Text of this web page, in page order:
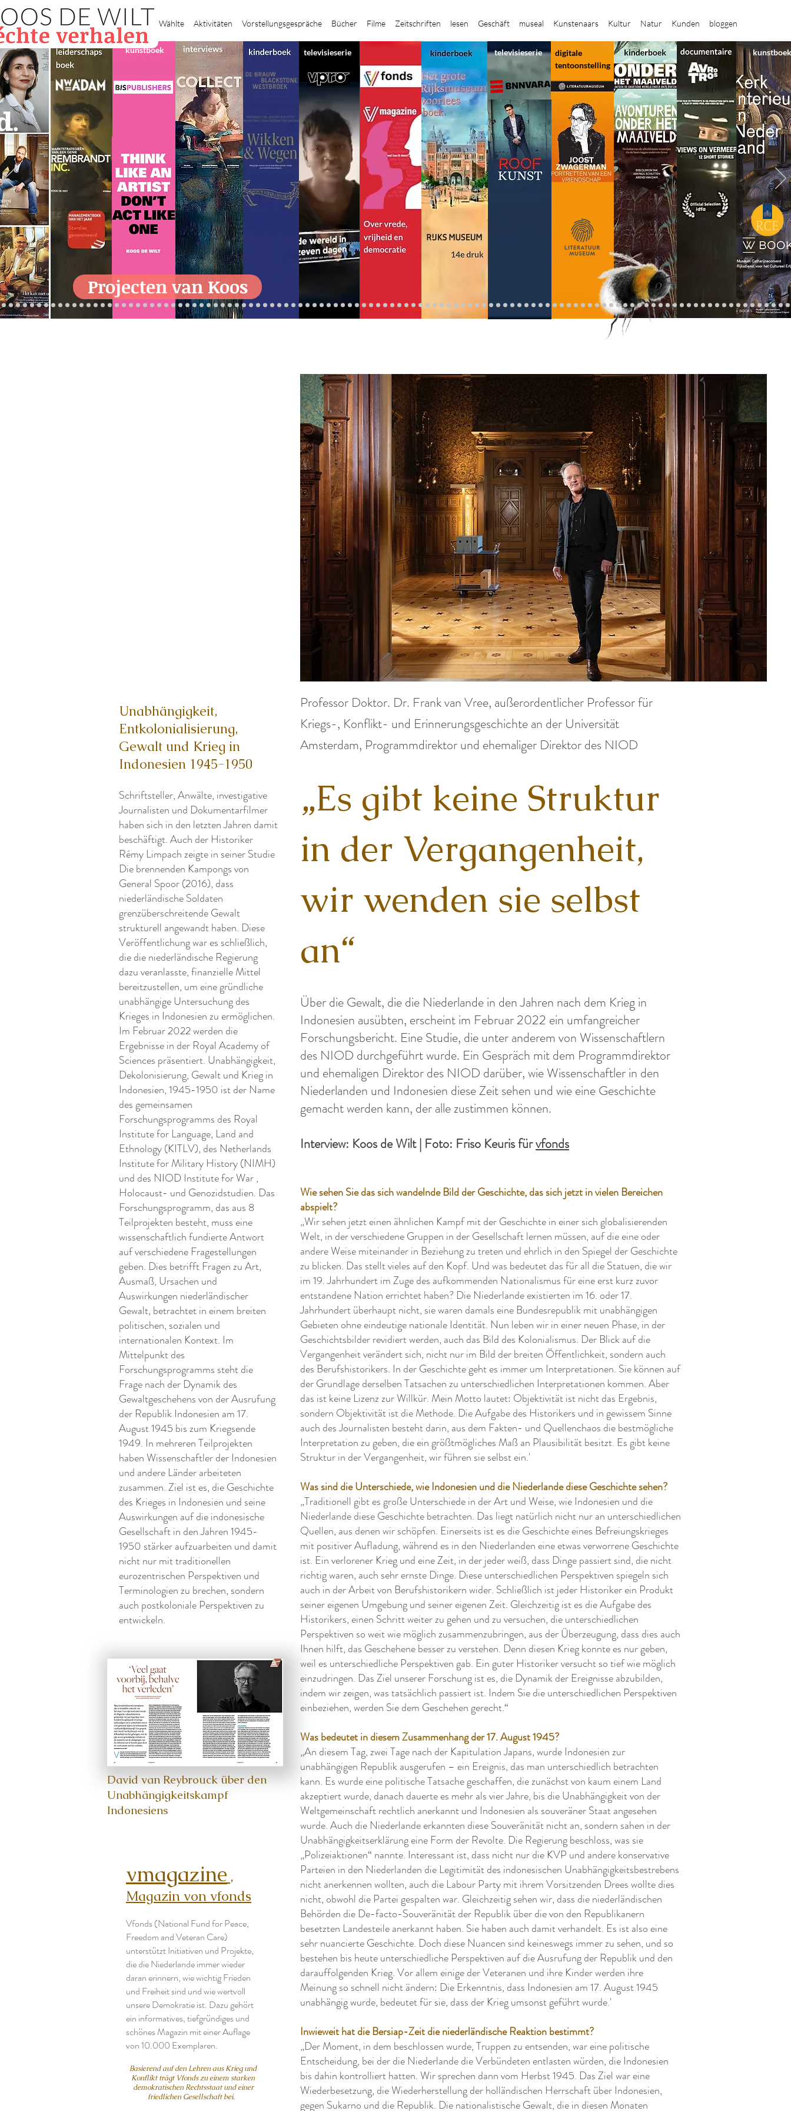
Heim Wählte Aktivitäten Vorstellungsgespräche Bücher Filme Zeitschriften lesen Geschäft museal Kunstenaars Kultur Natur Kunden bloggen
kunstboek televisieserie
Projecten van Koos
digitale
tentoonstelling
televisieserie kunstboek
Unabhängigkeit,
Entkolonialisierung,
Gewalt und Krieg in
Indonesien 1945-1950
Schriftsteller, Anwälte, investigative
Journalisten und Dokumentarfilmer
haben sich in den letzten Jahren damit
beschäftigt. Auch der Historiker
Rémy Limpach zeigte in seiner Studie
Die brennenden Kampongs von
General Spoor (2016), dass
niederländische Soldaten
grenzüberschreitende Gewalt
strukturell angewandt haben. Diese
Veröffentlichung war es schließlich,
die die niederländische Regierung
dazu veranlasste, finanzielle Mittel
bereitzustellen, um eine gründliche
unabhängige Untersuchung des
Krieges in Indonesien zu ermöglichen.
Im Februar 2022 werden die
Ergebnisse in der Royal Academy of
Sciences präsentiert. Unabhängigkeit,
Dekolonisierung, Gewalt und Krieg in
Indonesien, 1945-1950 ist der Name
des gemeinsamen
Forschungsprogramms des Royal
Institute for Language, Land and
Ethnology (KITLV), des Netherlands
Institute for Military History (NIMH)
und des NIOD Institute for War ,
Holocaust- und Genozidstudien. Das
Forschungsprogramm, das aus 8
Teilprojekten besteht, muss eine
wissenschaftlich fundierte Antwort
auf verschiedene Fragestellungen
geben. Dies betrifft Fragen zu Art,
Ausmaß, Ursachen und
Auswirkungen niederländischer
Gewalt, betrachtet in einem breiten
politischen, sozialen und
internationalen Kontext. Im
Mittelpunkt des
Forschungsprogramms steht die
Frage nach der Dynamik des
Gewaltgeschehens von der Ausrufung
der Republik Indonesien am 17.
August 1945 bis zum Kriegsende
1949. In mehreren Teilprojekten
haben Wissenschaftler der Indonesien
und andere Länder arbeiteten
zusammen. Ziel ist es, die Geschichte
des Krieges in Indonesien und seine
Auswirkungen auf die indonesische
Gesellschaft in den Jahren 1945-
1950 stärker aufzuarbeiten und damit
nicht nur mit traditionellen
eurozentrischen Perspektiven und
Terminologien zu brechen, sondern
auch postkoloniale Perspektiven zu
entwickeln.
vmagazine ,
Magazin von vfonds
Vfonds (National Fund for Peace,
Freedom and Veteran Care)
unterstützt Initiativen und Projekte,
die die Niederlande immer wieder
daran erinnern, wie wichtig Frieden
und Freiheit sind und wie wertvoll
unsere Demokratie ist. Dazu gehört
ein informatives, tiefgründiges und
schönes Magazin mit einer Auflage
von 10.000 Exemplaren.
Basierend auf den Lehren aus Krieg und
Konflikt trägt Vfonds zu einem starken
demokratischen Rechtsstaat und einer
friedlichen Gesellschaft bei.
David van Reybrouck über den
Unabhängigkeitskampf
Indonesiens
Professor Doktor. Dr. Frank van Vree, außerordentlicher Professor für
Kriegs-, Konflikt- und Erinnerungsgeschichte an der Universität
Amsterdam, Programmdirektor und ehemaliger Direktor des NIOD
„Es gibt keine Struktur
in der Vergangenheit,
wir wenden sie selbst
an“
Über die Gewalt, die die Niederlande in den Jahren nach dem Krieg in
Indonesien ausübten, erscheint im Februar 2022 ein umfangreicher
Forschungsbericht. Eine Studie, die unter anderem von Wissenschaftlern
des NIOD durchgeführt wurde. Ein Gespräch mit dem Programmdirektor
und ehemaligen Direktor des NIOD darüber, wie Wissenschaftler in den
Niederlanden und Indonesien diese Zeit sehen und wie eine Geschichte
gemacht werden kann, der alle zustimmen können.
Interview: Koos de Wilt | Foto: Friso Keuris fürvfonds
Wie sehen Sie das sich wandelnde Bild der Geschichte, das sich jetzt in vielen Bereichen
abspielt?
„Wir sehen jetzt einen ähnlichen Kampf mit der Geschichte in einer sich globalisierenden
Welt, in der verschiedene Gruppen in der Gesellschaft lernen müssen, auf die eine oder
andere Weise miteinander in Beziehung zu treten und ehrlich in den Spiegel der Geschichte
zu blicken. Das stellt vieles auf den Kopf. Und was bedeutet das für all die Statuen, die wir
im 19. Jahrhundert im Zuge des aufkommenden Nationalismus für eine erst kurz zuvor
entstandene Nation errichtet haben? Die Niederlande existierten im 16. oder 17.
Jahrhundert überhaupt nicht, sie waren damals eine Bundesrepublik mit unabhängigen
Gebieten ohne eindeutige nationale Identität. Nun leben wir in einer neuen Phase, in der
Geschichtsbilder revidiert werden, auch das Bild des Kolonialismus. Der Blick auf die
Vergangenheit verändert sich, nicht nur im Bild der breiten Öffentlichkeit, sondern auch
des Berufshistorikers. In der Geschichte geht es immer um Interpretationen. Sie können auf
der Grundlage derselben Tatsachen zu unterschiedlichen Interpretationen kommen. Aber
das ist keine Lizenz zur Willkür. Mein Motto lautet: Objektivität ist nicht das Ergebnis,
sondern Objektivität ist die Methode. Die Aufgabe des Historikers und in gewissem Sinne
auch des Journalisten besteht darin, aus dem Fakten- und Quellenchaos die bestmögliche
Interpretation zu geben, die ein größtmögliches Maß an Plausibilität besitzt. Es gibt keine
Struktur in der Vergangenheit, wir führen sie selbst ein.'
Was sind die Unterschiede, wie Indonesien und die Niederlande diese Geschichte sehen?
„Traditionell gibt es große Unterschiede in der Art und Weise, wie Indonesien und die
Niederlande diese Geschichte betrachten. Das liegt natürlich nicht nur an unterschiedlichen
Quellen, aus denen wir schöpfen. Einerseits ist es die Geschichte eines Befreiungskrieges
mit positiver Aufladung, während es in den Niederlanden eine etwas verworrene Geschichte
ist. Ein verlorener Krieg und eine Zeit, in der jeder weiß, dass Dinge passiert sind, die nicht
richtig waren, auch sehr ernste Dinge. Diese unterschiedlichen Perspektiven spiegeln sich
auch in der Arbeit von Berufshistorikern wider. Schließlich ist jeder Historiker ein Produkt
seiner eigenen Umgebung und seiner eigenen Zeit. Gleichzeitig ist es die Aufgabe des
Historikers, einen Schritt weiter zu gehen und zu versuchen, die unterschiedlichen
Perspektiven so weit wie möglich zusammenzubringen, aus der Überzeugung, dass dies auch
Ihnen hilft, das Geschehene besser zu verstehen. Denn diesen Krieg konnte es nur geben,
weil es unterschiedliche Perspektiven gab. Ein guter Historiker versucht so tief wie möglich
einzudringen. Das Ziel unserer Forschung ist es, die Dynamik der Ereignisse abzubilden,
indem wir zeigen, was tatsächlich passiert ist. Indem Sie die unterschiedlichen Perspektiven
einbeziehen, werden Sie dem Geschehen gerecht.“
Was bedeutet in diesem Zusammenhang der 17. August 1945?
„An diesem Tag, zwei Tage nach der Kapitulation Japans, wurde Indonesien zur
unabhängigen Republik ausgerufen – ein Ereignis, das man unterschiedlich betrachten
kann. Es wurde eine politische Tatsache geschaffen, die zunächst von kaum einem Land
akzeptiert wurde, danach dauerte es mehr als vier Jahre, bis die Unabhängigkeit von der
Weltgemeinschaft rechtlich anerkannt und Indonesien als souveräner Staat angesehen
wurde. Auch die Niederlande erkannten diese Souveränität nicht an, sondern sahen in der
Unabhängigkeitserklärung eine Form der Revolte. Die Regierung beschloss, was sie
„Polizeiaktionen“ nannte. Interessant ist, dass nicht nur die KVP und andere konservative
Parteien in den Niederlanden die Legitimität des indonesischen Unabhängigkeitsbestrebens
nicht anerkennen wollten, auch die Labour Party mit ihrem Vorsitzenden Drees wollte dies
nicht, obwohl die Partei gespalten war. Gleichzeitig sehen wir, dass die niederländischen
Behörden die De-facto-Souveränität der Republik über die von den Republikanern
besetzten Landesteile anerkannt haben. Sie haben auch damit verhandelt. Es ist also eine
sehr nuancierte Geschichte. Doch diese Nuancen sind keineswegs immer zu sehen, und so
bestehen bis heute unterschiedliche Perspektiven auf die Ausrufung der Republik und den
darauffolgenden Krieg. Vor allem einige der Veteranen und ihre Kinder werden ihre
Meinung so schnell nicht ändern: Die Erkenntnis, dass Indonesien am 17. August 1945
unabhängig wurde, bedeutet für sie, dass der Krieg umsonst geführt wurde.'
Inwieweit hat die Bersiap-Zeit die niederländische Reaktion bestimmt?
„Der Moment, in dem beschlossen wurde, Truppen zu entsenden, war eine politische
Entscheidung, bei der die Niederlande die Verbündeten entlasten würden, die Indonesien
bis dahin kontrolliert hatten. Wir sprechen dann vom Herbst 1945. Das Ziel war eine
Wiederbesetzung, die Wiederherstellung der holländischen Herrschaft über Indonesien,
gegen Sukarno und die Republik. Die nationalistische Gewalt, die in diesen Monaten